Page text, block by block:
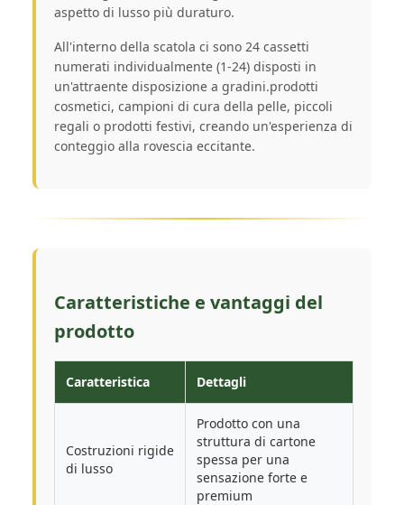
aspetto di lusso più duraturo.
All'interno della scatola ci sono 24 cassetti
numerati individualmente (1-24) disposti in
un'attraente disposizione a gradini.prodotti
cosmetici, campioni di cura della pelle, piccoli
regali o prodotti festivi, creando un'esperienza di
conteggio alla rovescia eccitante.
Caratteristiche e vantaggi del
prodotto
Caratteristica Dettagli
Costruzioni rigide
di lusso
Prodotto con una
struttura di cartone
spessa per una
sensazione forte e
premium